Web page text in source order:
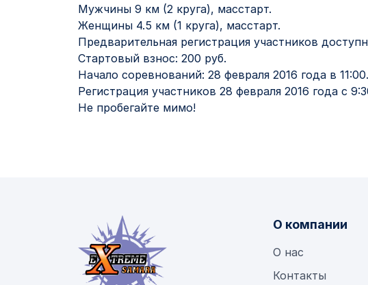
Мужчины 9 км (2 круга), масстарт.
Женщины 4.5 км (1 круга), масстарт.
Предварительная регистрация участников
Стартовый взнос: 200 руб.
Начало соревнований: 28 февраля 2016 года в 11:00.
Регистрация участников 28 февраля 2016 года с
Не пробегайте мимо!
О компании
О нас
Контакты